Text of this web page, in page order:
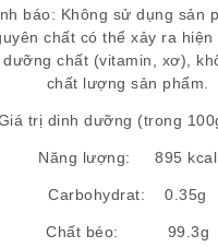
báo: Không sử dụng sản
chất có thể xảy ra
dưỡng chất (vitamin, xơ),
chất lượng sản phẩm.
trị dinh dưỡng (trong
Năng lượng: 895 kcal
Carbohydrat: 0.35g
Chất béo: 99.3g